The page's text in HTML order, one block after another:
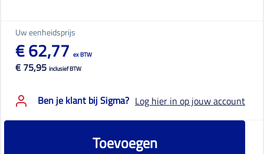
Uw eenheidsprijs
€ 75,95 inclusief BTW
€ 62,77 ex BTW
Ben je klant bij Sigma? Log hier in op jouw account
Toevoegen